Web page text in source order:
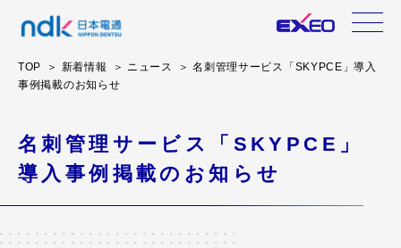
TOP 新着情報 ニュース
名刺管理サービス「SKYPCE」導入
事例掲載のお知らせ
名刺管理サービス「SKYPCE」
導入事例掲載のお知らせ